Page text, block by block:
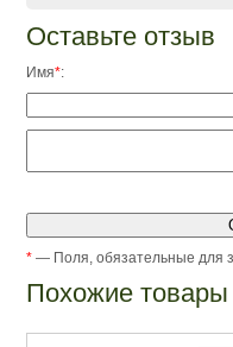
Оставьте отзыв
Имя*:
* — Поля, обязательные для
Похожие товары